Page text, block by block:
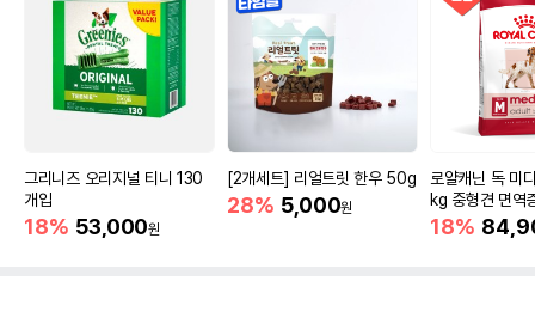
그리니즈 오리지널 티니 130
개입
18% 53,000원
[2개세트] 리얼트릿 한우 50g
28% 5,000원
로얄캐닌 독 미
kg 중형견 면역
18%